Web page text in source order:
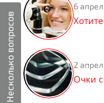
Несколько вопросов
6
2
Очки